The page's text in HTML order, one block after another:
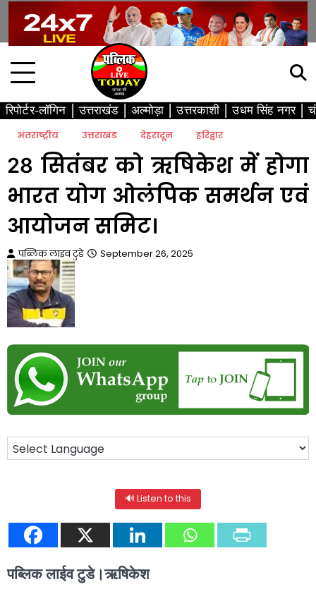
content
रिपोर्टर-लॉगिन उत्तराखंड अल्मोड़ा उत्तरकाशी उधम सिंह नगर
अंतराष्ट्रीय उत्तराखंड देहरादून हरिद्वार
28 सितंबर को ऋषिकेश में होगा
भारत योग ओलंपिक समर्थन एवं
आयोजन समिट।
पब्लिक लाइव टुडे September 26, 2025
🔊 Listen to this
पब्लिक लाईव टुडे।ऋषिकेश